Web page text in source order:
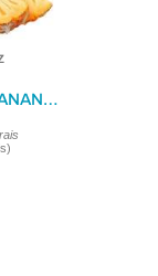
ICE FRAIS POMME ANANAS 10ML